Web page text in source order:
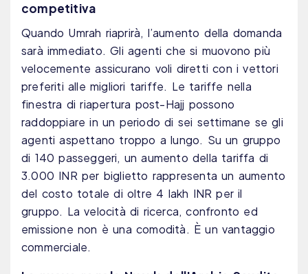
competitiva
Quando Umrah riaprirà, l’aumento della domanda
sarà immediato. Gli agenti che si muovono più
velocemente assicurano voli diretti con i vettori
preferiti alle migliori tariffe. Le tariffe nella
finestra di riapertura post-Hajj possono
raddoppiare in un periodo di sei settimane se gli
agenti aspettano troppo a lungo. Su un gruppo
di 140 passeggeri, un aumento della tariffa di
3.000 INR per biglietto rappresenta un aumento
del costo totale di oltre 4 lakh INR per il
gruppo. La velocità di ricerca, confronto ed
emissione non è una comodità. È un vantaggio
commerciale.